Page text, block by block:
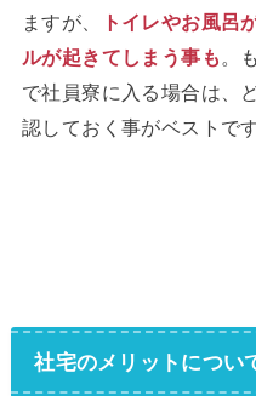
ますが、
トイレやお風呂
ルが起きてしまう事も 。
で社員寮に入る場合は、
認しておく事がベストです
社宅のメリットについ